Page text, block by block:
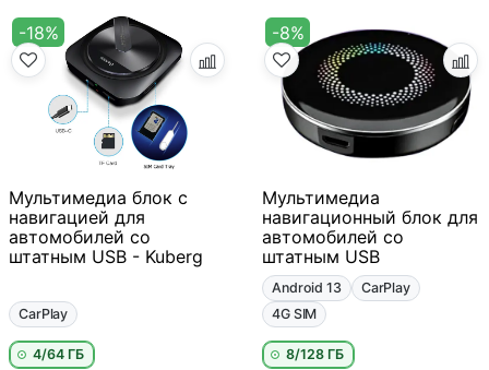
-18%
Мультимедиа блок с
навигацией для
автомобилей со
штатным USB - Kuberg
CarPlay
4/64 ГБ
-8%
Мультимедиа
навигационный блок для
автомобилей со
штатным USB
Android 13
CarPlay
4G SIM
8/128 ГБ